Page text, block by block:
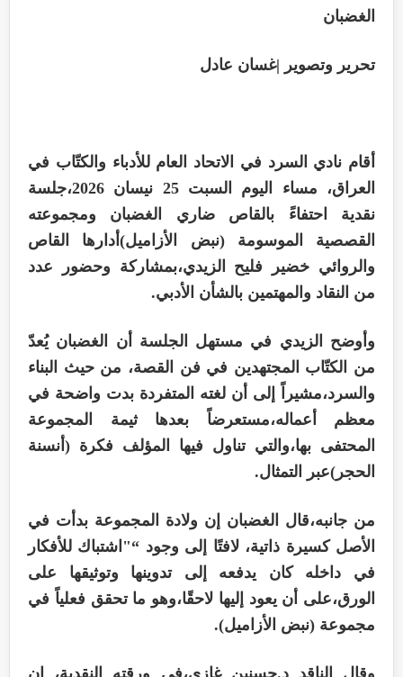
الغضبان
تحرير وتصوير |غسان عادل
أقام نادي السرد في الاتحاد العام للأدباء والكتّاب في
العراق، مساء اليوم السبت 25 نيسان 2026،جلسة
نقدية احتفاءً بالقاص ضاري الغضبان ومجموعته
القصصية الموسومة (نبض الأزاميل)أدارها القاص
والروائي خضير فليح الزيدي،بمشاركة وحضور عدد
من النقاد والمهتمين بالشأن الأدبي.
وأوضح الزيدي في مستهل الجلسة أن الغضبان يُعدّ
من الكتّاب المجتهدين في فن القصة، من حيث البناء
والسرد،مشيراً إلى أن لغته المتفردة بدت واضحة في
معظم أعماله،مستعرضاً بعدها ثيمة المجموعة
المحتفى بها،والتي تناول فيها المؤلف فكرة (أنسنة
الحجر)عبر التمثال.
من جانبه،قال الغضبان إن ولادة المجموعة بدأت في
الأصل كسيرة ذاتية، لافتًا إلى وجود “"اشتباك للأفكار
في داخله كان يدفعه إلى تدوينها وتوثيقها على
الورق،على أن يعود إليها لاحقًا،وهو ما تحقق فعلياً في
مجموعة (نبض الأزاميل).
وقال الناقد د.حسنين غازي،في ورقته النقدية، إن